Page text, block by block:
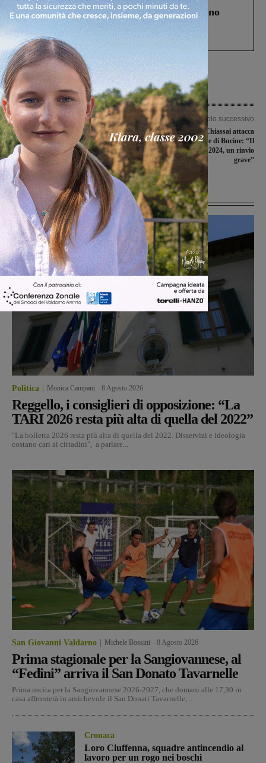
Un anno fa la strage in A1 in cui morirono
Gianni, Giulia e Franco. Lo schianto, il
processo, lo stop ai sorpassi fra tir....
Articolo precedente
Palazzetto di Reggello, dopo il crollo
messa in sicurezza l’area. Riaperte al
pubblico le altre strutture
Articolo successivo
Rotatoria di Levane, Chiassai attacca
Regione e Comune di Bucine: “Il
finanziamento slitta al 2024, un rinvio
grave”
Ultime Notizie
Politica Monica Campani 8 Agosto 2026
Reggello, i consiglieri di opposizione: “La
TARI 2026 resta più alta di quella del 2022”
"La bolletta 2026 resta più alta di quella del 2022. Disservizi e ideologia
costano cari ai cittadini", a parlare...
San Giovanni Valdarno Michele Bossini 8 Agosto 2026
Prima stagionale per la Sangiovannese, al
“Fedini” arriva il San Donato Tavarnelle
Prima uscita per la Sangiovannese 2026-2027, che domani alle 17,30 in
casa affronterà in amichevole il San Donati Tavarnelle,...
Cronaca
Loro Ciuffenna, squadre antincendio al
lavoro per un rogo nei boschi